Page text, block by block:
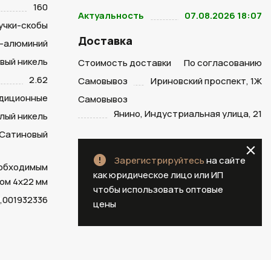
160
скобы
алюминий
никель
2.62
никель
4х22 мм
Актуальность 07.08.2026 18:07
Доставка
Стоимость доставки
По согласованию
Самовывоз
Ириновский проспект, 1Ж
Самовывоз
Янино, Индустриальная улица, 21
Зарегистрируйтесьна сайте
как юридическое лицо или ИП
чтобы использовать оптовые
цены